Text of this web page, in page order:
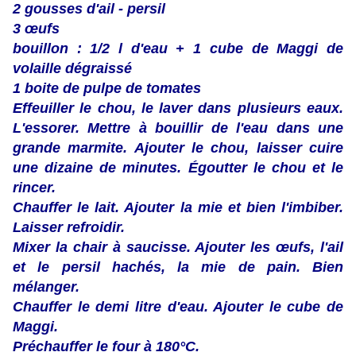
2 gousses d'ail - persil
3 œufs
bouillon : 1/2 l d'eau + 1 cube de Maggi de
volaille dégraissé
1 boite de pulpe de tomates
Effeuiller le chou, le laver dans plusieurs eaux.
L'essorer. Mettre à bouillir de l'eau dans une
grande marmite. Ajouter le chou, laisser cuire
une dizaine de minutes. Égoutter le chou et le
rincer.
Chauffer le lait. Ajouter la mie et bien l'imbiber.
Laisser refroidir.
Mixer la chair à saucisse. Ajouter les œufs, l'ail
et le persil hachés, la mie de pain. Bien
mélanger.
Chauffer le demi litre d'eau. Ajouter le cube de
Maggi.
Préchauffer le four à 180°C.